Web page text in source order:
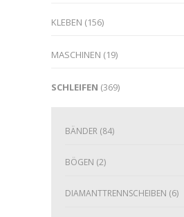
KLEBEN (156)
MASCHINEN (19)
SCHLEIFEN (369)
BÄNDER (84)
BÖGEN (2)
DIAMANTTRENNSCHEIBEN (6)